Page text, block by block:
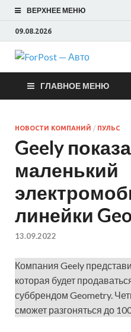
ВЕРХНЕЕ МЕНЮ
09.08.2026
ГЛАВНОЕ МЕНЮ
НОВОСТИ КОМПАНИЙ / ПУЛЬС
Geely
маленький
линейки
13.09.2022
Компания Geely
которая будет
суббрендом Geometry.
сможет разгоняться до